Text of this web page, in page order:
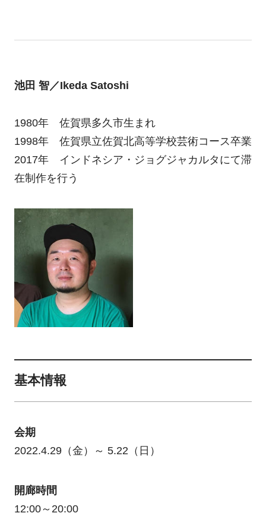
池田 智／Ikeda Satoshi
1980年 佐賀県多久市生まれ
1998年 佐賀県立佐賀北高等学校芸術コース卒業
2017年 インドネシア・ジョグジャカルタにて滞
在制作を行う
基本情報
会期
2022.4.29（金）～ 5.22（日）
開廊時間
12:00～20:00